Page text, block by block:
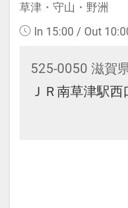
草津・守山・野洲
In 15:00 / Out
525-0050 滋賀
ＪＲ南草津駅